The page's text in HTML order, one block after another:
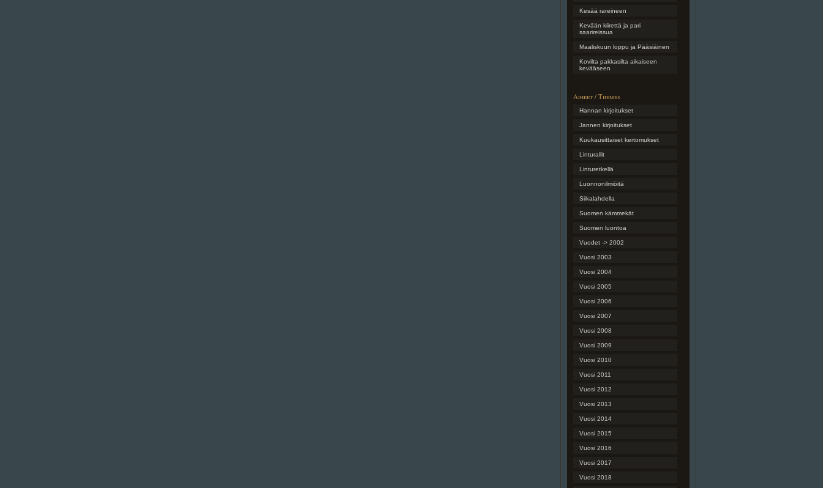
Kesää rareineen
Kevään kiirettä ja pari
saarireissua
Maaliskuun loppu ja Pääsiäinen
Kovilta pakkasilta aikaiseen
kevääseen
Aiheet / Themes
Hannan kirjoitukset
Jannen kirjoitukset
Kuukausittaiset kertomukset
Linturallit
Linturetkellä
Luonnonilmiöitä
Siikalahdella
Suomen kämmekät
Suomen luontoa
Vuodet -> 2002
Vuosi 2003
Vuosi 2004
Vuosi 2005
Vuosi 2006
Vuosi 2007
Vuosi 2008
Vuosi 2009
Vuosi 2010
Vuosi 2011
Vuosi 2012
Vuosi 2013
Vuosi 2014
Vuosi 2015
Vuosi 2016
Vuosi 2017
Vuosi 2018